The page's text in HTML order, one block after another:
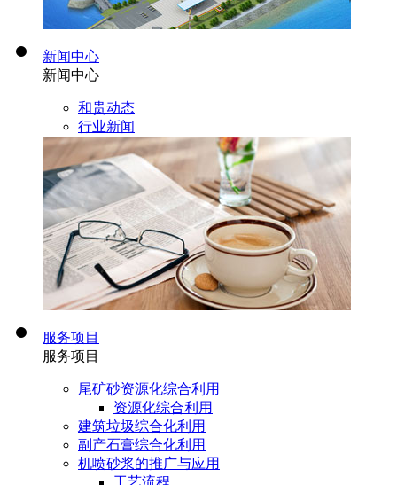
新闻中心
新闻中心
和贵动态
行业新闻
服务项目
服务项目
尾矿砂资源化综合利用
资源化综合利用
建筑垃圾综合化利用
副产石膏综合化利用
机喷砂浆的推广与应用
工艺流程